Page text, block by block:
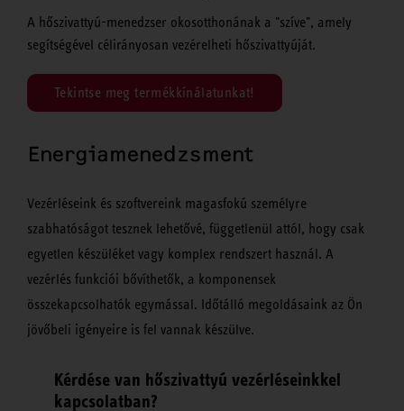
A hőszivattyú-menedzser okosotthonának a "szíve", amely
segítségével célirányosan vezérelheti hőszivattyúját.
Tekintse meg termékkínálatunkat!
Energiamenedzsment
Vezérléseink és szoftvereink magasfokú személyre
szabhatóságot tesznek lehetővé, függetlenül attól, hogy csak
egyetlen készüléket vagy komplex rendszert használ. A
vezérlés funkciói bővíthetők, a komponensek
összekapcsolhatók egymással. Időtálló megoldásaink az Ön
jövőbeli igényeire is fel vannak készülve.
Kérdése van hőszivattyú vezérléseinkkel
kapcsolatban?